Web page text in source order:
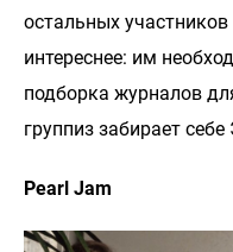
остальных
интереснее: им
подборка журналов
группиз забирает себе
Pearl Jam